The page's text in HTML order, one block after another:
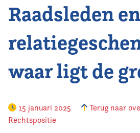
Vereniging
Contact
Raadsleden en
waar ligt de
15 januari 2025 Terug naar
Rechtspositie